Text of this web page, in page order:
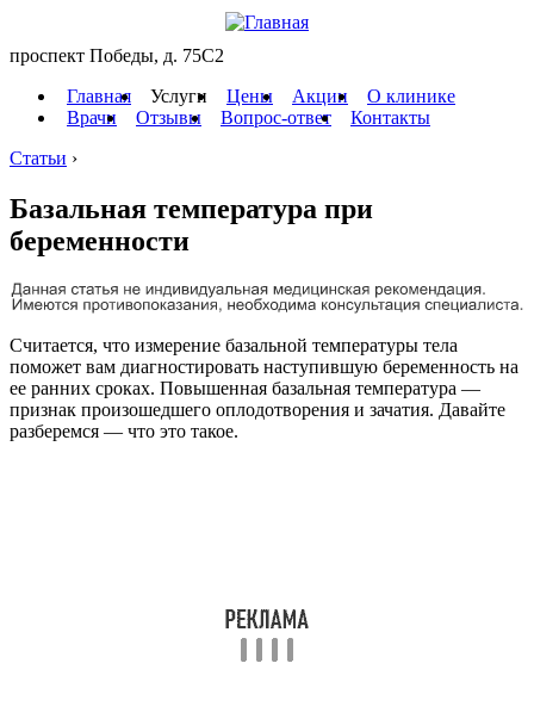
проспект Победы, д. 75C2
Главная
Услуги Цены Акции
О клинике
Врачи
Отзывы Вопрос-ответ
Контакты
Статьи ›
Базальная температура при
беременности
Считается, что измерение базальной температуры тела
поможет вам диагностировать наступившую беременность на
ее ранних сроках. Повышенная базальная температура —
признак произошедшего оплодотворения и зачатия. Давайте
разберемся — что это такое.